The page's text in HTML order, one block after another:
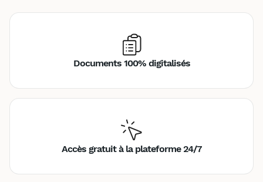
Documents 100% digitalisés
Accès gratuit à la plateforme 24/7